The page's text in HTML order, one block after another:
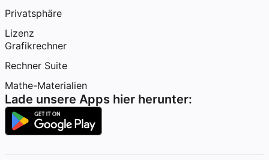
Privatsphäre
Lizenz
Grafikrechner
Rechner Suite
Mathe-Materialien
Lade unsere Apps hier herunter: